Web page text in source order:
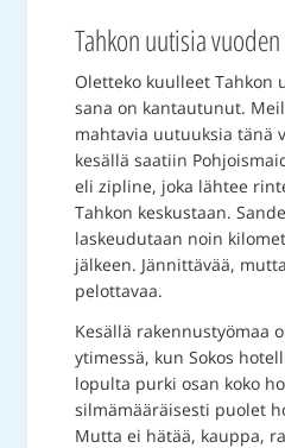
Tahkon uutisia
Oletteko kuulleet Tahkon
sana on kantautunut.
mahtavia uutuuksia tänä
kesällä saatiin
eli zipline, joka lähtee
Tahkon keskustaan.
laskeudutaan noin
jälkeen. Jännittävää,
pelottavaa.
Kesällä rakennustyömaa
ytimessä, kun Sokos
lopulta purki osan koko
silmämääräisesti puolet
Mutta ei hätää, kauppa,